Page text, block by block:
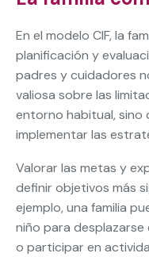
En el modelo CIF, la
planificación y
padres y cuidadores
valiosa sobre las
entorno habitual, sino
implementar las
Valorar las metas y
definir objetivos más
ejemplo, una familia
niño para
o participar en